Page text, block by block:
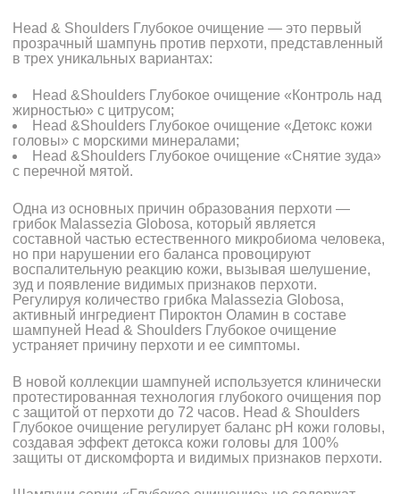
Head & Shoulders Глубокое очищение — это первый
прозрачный шампунь против перхоти, представленный
в трех уникальных вариантах:
Head &Shoulders Глубокое очищение «Контроль над
жирностью» с цитрусом;
Head &Shoulders Глубокое очищение «Детокс кожи
головы» с морскими минералами;
Head &Shoulders Глубокое очищение «Снятие зуда»
с перечной мятой.
Одна из основных причин образования перхоти —
грибок Malassezia Globosa, который является
составной частью естественного микробиома человека,
но при нарушении его баланса провоцируют
воспалительную реакцию кожи, вызывая шелушение,
зуд и появление видимых признаков перхоти.
Регулируя количество грибка Malassezia Globosa,
активный ингредиент Пироктон Оламин в составе
шампуней Head & Shoulders Глубокое очищение
устраняет причину перхоти и ее симптомы.
В новой коллекции шампуней используется клинически
протестированная технология глубокого очищения пор
с защитой от перхоти до 72 часов. Head & Shoulders
Глубокое очищение регулирует баланс pH кожи головы,
создавая эффект детокса кожи головы для 100%
защиты от дискомфорта и видимых признаков перхоти.